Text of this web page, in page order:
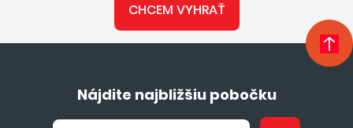
CHCEM VYHRAŤ
Nájdite najbližšiu pobočku